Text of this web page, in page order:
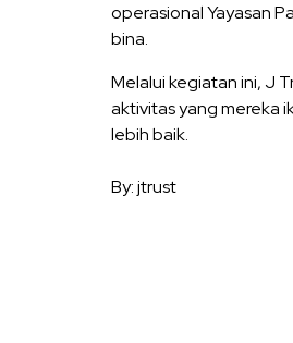
operasional Yayasan
bina.
Melalui kegiatan ini, J
aktivitas yang mereka
lebih baik.
By: jtrust